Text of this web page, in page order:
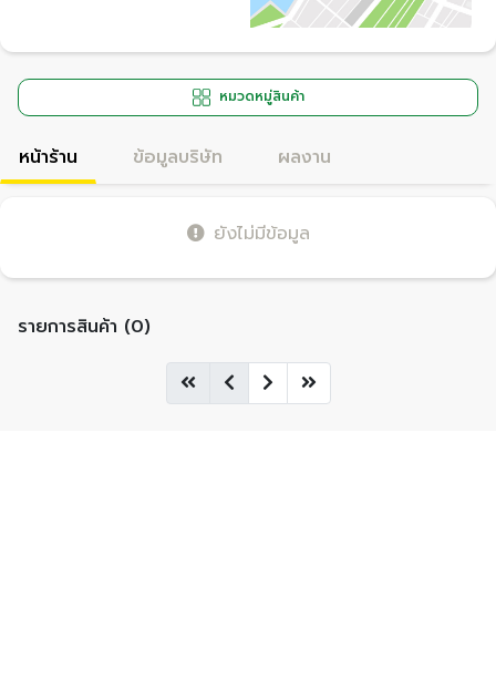
หมวดหมู่สินค้า
หน้าร้าน ข้อมูลบริษัท ผลงาน
ยังไม่มีข้อมูล
รายการสินค้า (0)